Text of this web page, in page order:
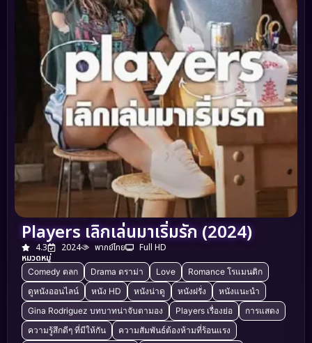
Players เลิกเล่นมาเริ่มรัก (2024)
4.3 2024 พากย์ไทย
Full HD
หมวดหมู่
Comedy ตลก Drama ดราม่า Love
Romance โรแมนติก
ดูหนังออนไลน์
หนัง HD หนังน่าดู หนังฝรั่ง
หนังแนะนำ
Gina Rodriguez บทบาทน่าจับตามอง
Players เรื่องย่อ
การแสดง
ความรู้สึกดีๆ ที่มีให้กัน
ความสัมพันธ์ต้องห้ามที่ร้อนแรง